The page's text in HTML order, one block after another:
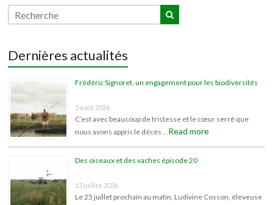
Dernières actualités
Frédéric Signoret, un engagement pour les biodiversités
5 août 2026
C’est avec beaucoup de tristesse et le cœur serré que
nous avons appris le décès …Read more
Des oiseaux et des vaches épisode 20
13 juillet 2026
Le 25 juillet prochain au matin, Ludivine Cosson, éleveuse